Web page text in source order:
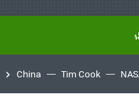
China Tim Cook